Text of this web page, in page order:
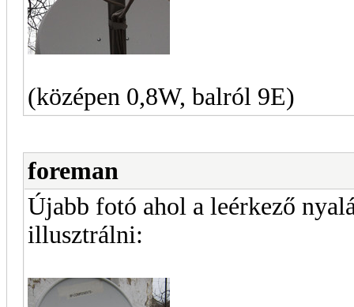
(középen 0,8W, balról 9E)
foreman
Újabb fotó ahol a leérkező
illusztrálni: